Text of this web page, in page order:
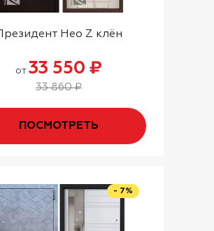
Президент Нео Z клён
от 33 550 ₽
33 860 ₽
ПОСМОТРЕТЬ
- 7%